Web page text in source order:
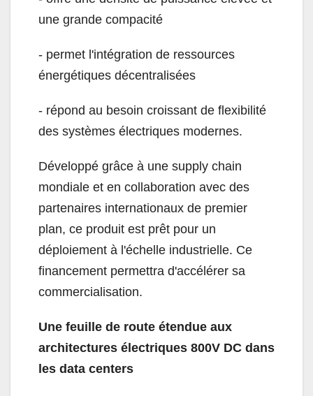
une grande compacité
- permet l'intégration de ressources
énergétiques décentralisées
- répond au besoin croissant de flexibilité
des systèmes électriques modernes.
Développé grâce à une supply chain
mondiale et en collaboration avec des
partenaires internationaux de premier
plan, ce produit est prêt pour un
déploiement à l'échelle industrielle. Ce
financement permettra d'accélérer sa
commercialisation.
Une feuille de route étendue aux
architectures électriques 800V DC dans
les data centers